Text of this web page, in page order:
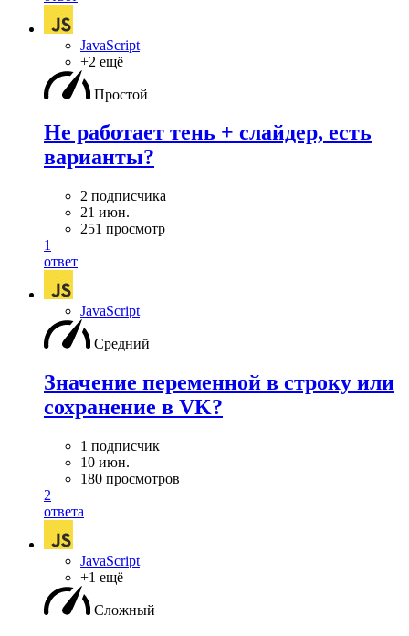
JavaScript
+2 ещё
Простой
Не работает тень + слайдер, есть
варианты?
2 подписчика
21 июн.
251 просмотр
1
ответ
JavaScript
Средний
Значение переменной в строку или
сохранение в VK?
1 подписчик
10 июн.
180 просмотров
2
ответа
JavaScript
+1 ещё
Сложный